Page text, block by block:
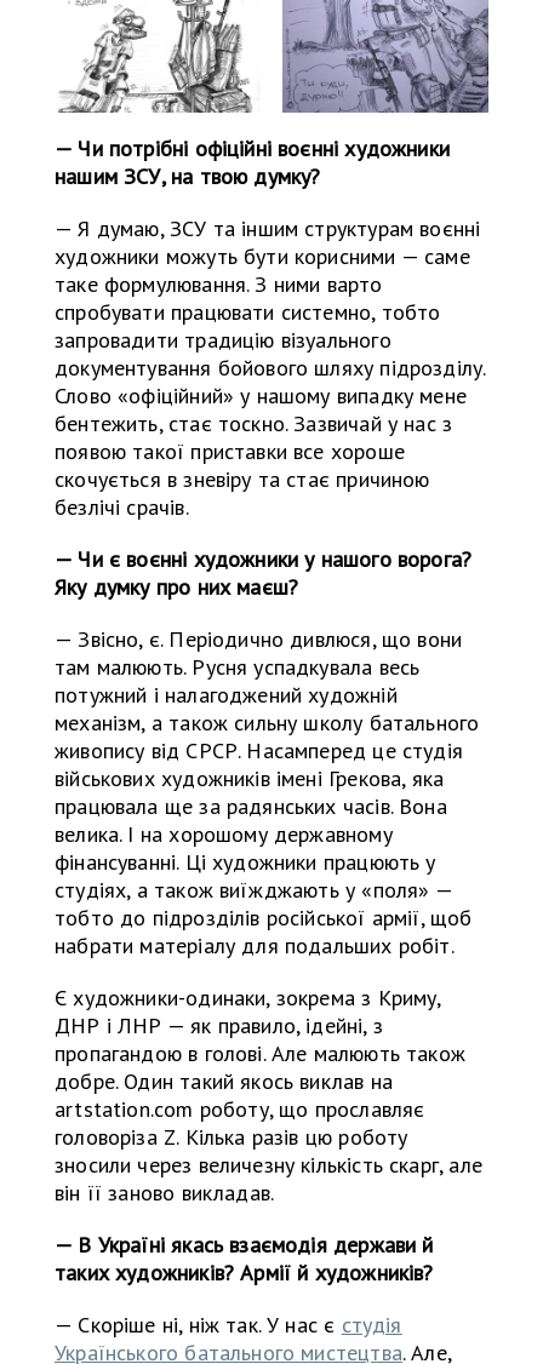
— Чи потрібні офіційні воєнні художники
нашим ЗСУ, на твою думку?
— Я думаю, ЗСУ та іншим структурам воєнні
художники можуть бути корисними — саме
таке формулювання. З ними варто
спробувати працювати системно, тобто
запровадити традицію візуального
документування бойового шляху підрозділу.
Слово «офіційний» у нашому випадку мене
бентежить, стає тоскно. Зазвичай у нас з
появою такої приставки все хороше
скочується в зневіру та стає причиною
безлічі срачів.
— Чи є воєнні художники у нашого ворога?
Яку думку про них маєш?
— Звісно, є. Періодично дивлюся, що вони
там малюють. Русня успадкувала весь
потужний і налагоджений художній
механізм, а також сильну школу батального
живопису від СРСР. Насамперед це студія
військових художників імені Грекова, яка
працювала ще за радянських часів. Вона
велика. І на хорошому державному
фінансуванні. Ці художники працюють у
студіях, а також виїжджають у «поля» —
тобто до підрозділів російської армії, щоб
набрати матеріалу для подальших робіт.
Є художники-одинаки, зокрема з Криму,
ДНР і ЛНР — як правило, ідейні, з
пропагандою в голові. Але малюють також
добре. Один такий якось виклав на
artstation.com роботу, що прославляє
головоріза Z. Кілька разів цю роботу
зносили через величезну кількість скарг, але
він її заново викладав.
— В Україні якась взаємодія держави й
таких художників? Армії й художників?
— Скоріше ні, ніж так. У нас є студія
Українського батального мистецтва. Але,